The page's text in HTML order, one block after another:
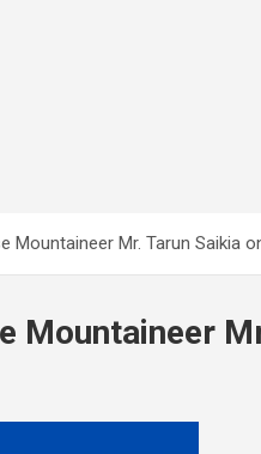
Mountaineer Mr. Tarun Saikia
Mountaineer